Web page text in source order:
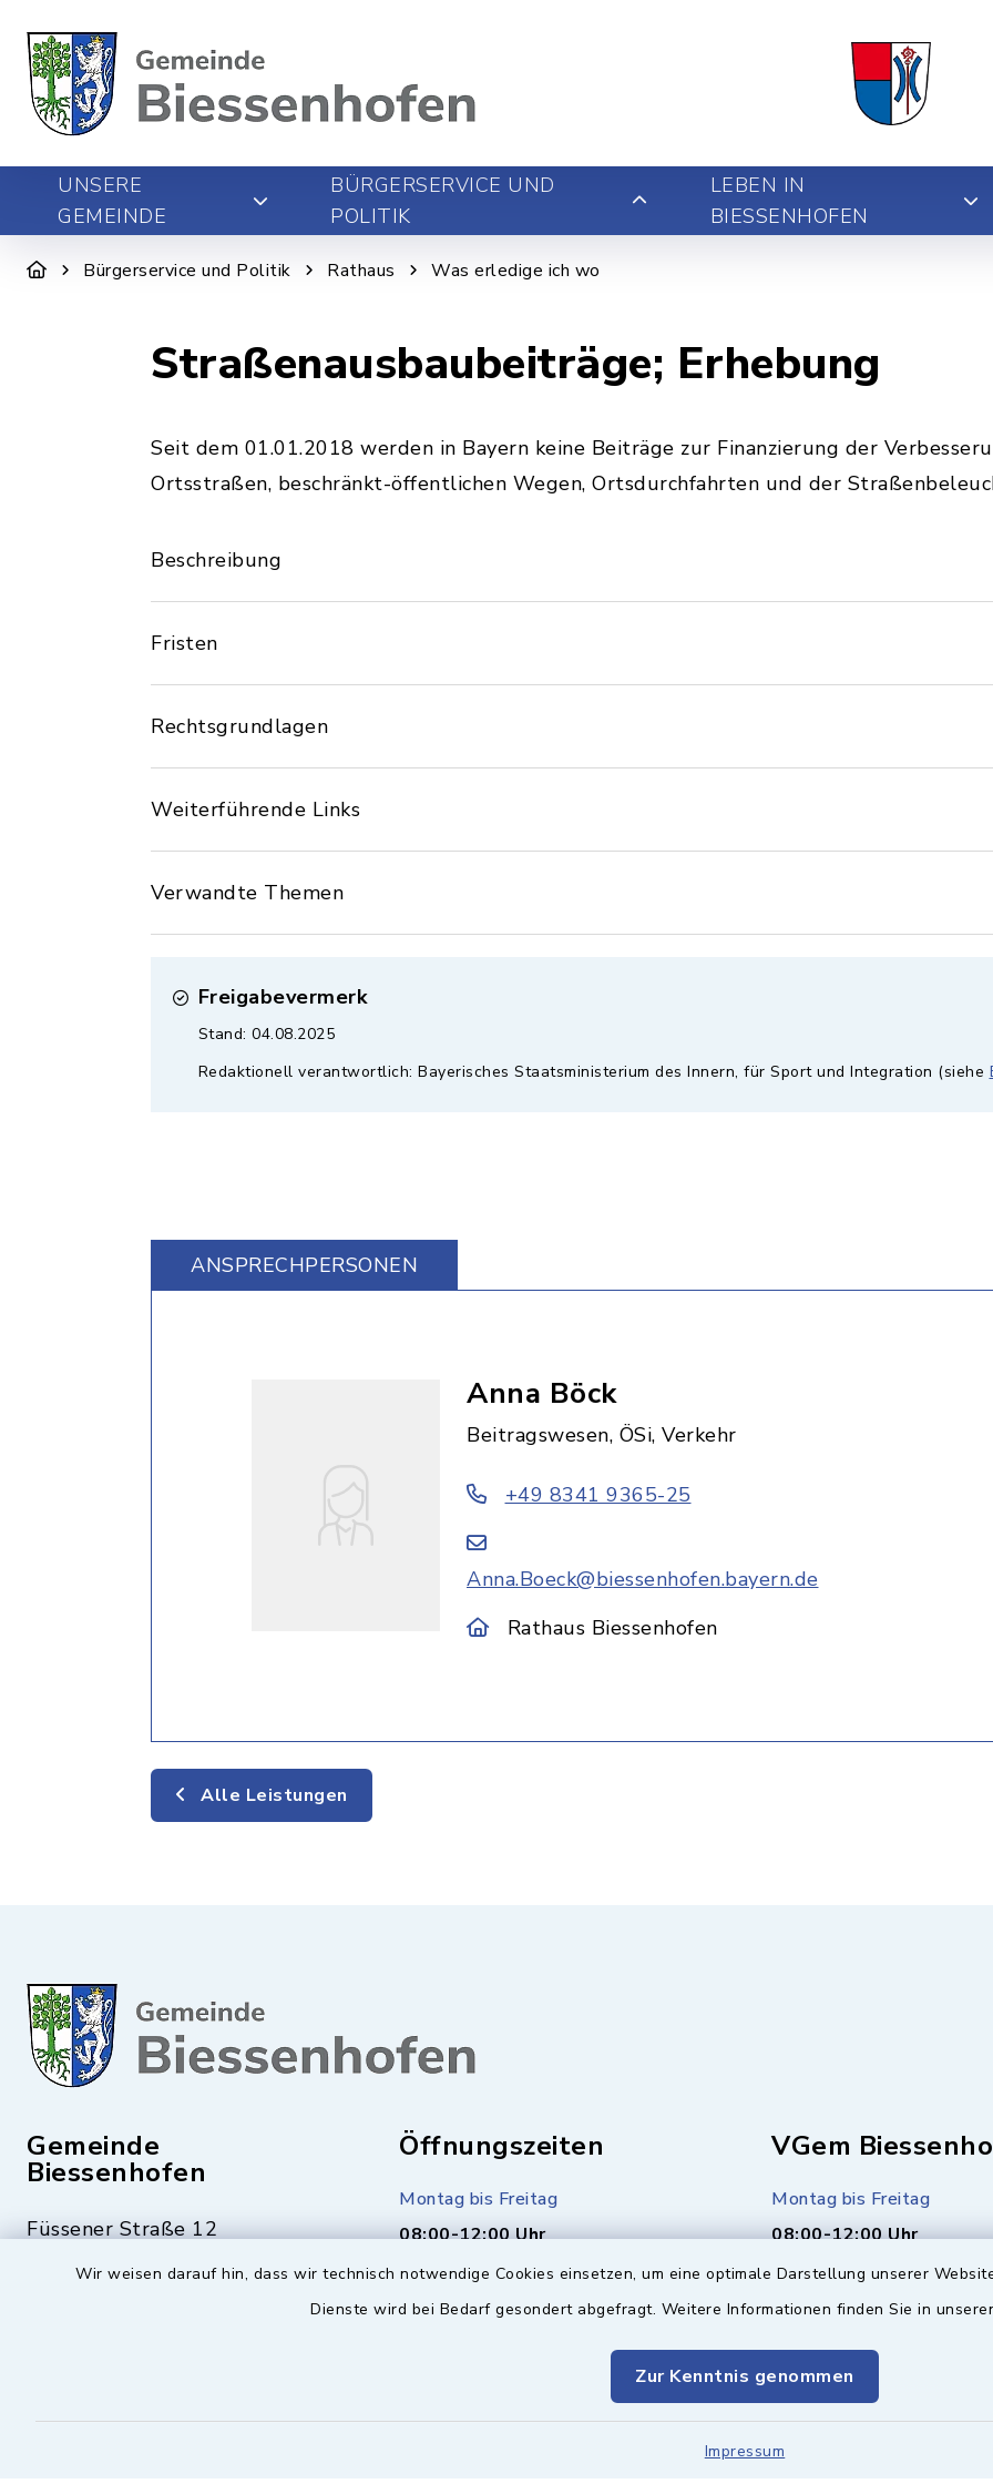
Wir weisen darauf hin, dass wir technisch notwendige Cookies einsetzen, um eine optimale Darstellung unserer
Dienste wird bei Bedarf gesondert abgefragt. Weitere Informationen finden Sie in
Zur Kenntnis genommen
Impressum
UNSERE
GEMEINDE
BÜRGERSERVICE UND
POLITIK
LEBEN IN
BIESSENHOFEN
Bürgerservice und Politik Rathaus Was erledige ich wo
Straßenausbaubeiträge; Erhebung
Seit dem 01.01.2018 werden in Bayern keine Beiträge zur Finanzierung der
Ortsstraßen, beschränkt-öffentlichen Wegen, Ortsdurchfahrten und der
Beschreibung
Fristen
Rechtsgrundlagen
Weiterführende Links
Verwandte Themen
Freigabevermerk
Stand: 04.08.2025
Redaktionell verantwortlich: Bayerisches Staatsministerium des Innern, für Sport und Integration (siehe
ANSPRECHPERSONEN
Anna Böck
Beitragswesen, ÖSi, Verkehr
+49 8341 9365-25
Anna.Boeck@biessenhofen.bayern.de
Rathaus Biessenhofen
Alle Leistungen
Gemeinde
Biessenhofen
Füssener Straße 12
87640 Biessenhofen
info@biessenhofen.bayern.de
Öffnungszeiten
Montag bis Freitag
08:00-12:00 Uhr
Montag (nur Bürgerbüro)
14:00-17:00 Uhr
VGem
Montag bis Freitag
08:00-12:00 Uhr
Montag (nur Bürgerbüro)
Mittwoch zusätzlich